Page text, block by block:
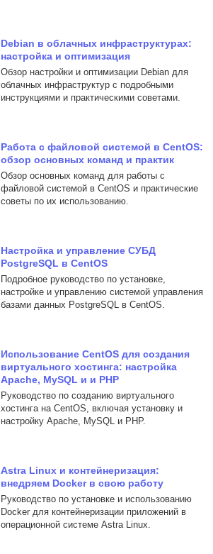
Debian в облачных инфраструктурах:
настройка и оптимизация
Обзор настройки и оптимизации Debian для
облачных инфраструктур с подробными
инструкциями и практическими советами.
Работа с файловой системой в CentOS:
обзор основных команд и практик
Обзор основных команд для работы с
файловой системой в CentOS и практические
советы по их использованию.
Настройка и управление СУБД
PostgreSQL в CentOS
Подробное руководство по установке,
настройке и управлению системой управления
базами данных PostgreSQL в CentOS.
Использование CentOS для создания
виртуального хостинга: настройка
Apache, MySQL и и PHP
Руководство по созданию виртуального
хостинга на CentOS, включая установку и
настройку Apache, MySQL и PHP.
Astra Linux и контейнеризация:
внедряем Docker в свою работу
Руководство по установке и использованию
Docker для контейнеризации приложений в
операционной системе Astra Linux.